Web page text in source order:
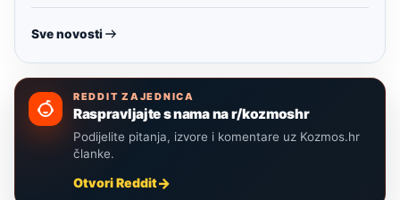
Sve novosti
REDDIT ZAJEDNICA
Raspravljajte s nama na r/kozmoshr
Podijelite pitanja, izvore i komentare uz Kozmos.hr
članke.
Otvori Reddit